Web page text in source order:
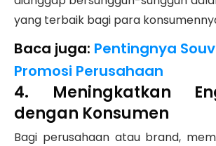
yang terbaik bagi para
Baca juga: Pentingnya
Promosi Perusahaan
4. Meningkatkan
dengan Konsumen
Bagi perusahaan atau brand,